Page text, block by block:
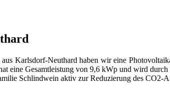
Karlsdorf-Neuthard haben wir eine
eine Gesamtleistung von 9,6 kWp und wird
Schlindwein aktiv zur Reduzierung des CO2-